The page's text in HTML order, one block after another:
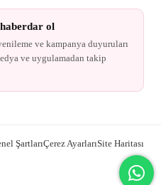
ol
ve kampanya duyuruları
ve uygulamadan takip
ŞartlarıÇerez AyarlarıSite Haritası